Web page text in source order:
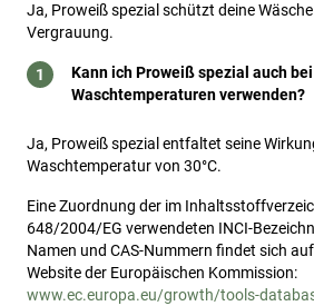
Ja, Proweiß spezial schützt deine
Vergrauung.
Kann ich Proweiß spezial auch
Waschtemperaturen verwenden?
Ja, Proweiß spezial entfaltet seine
Waschtemperatur von 30°C.
Eine Zuordnung der im
648/2004/EG verwendeten INCI-
Namen und CAS-Nummern findet sich
Website der Europäischen Kommission:
www.ec.europa.eu/growth/tools-